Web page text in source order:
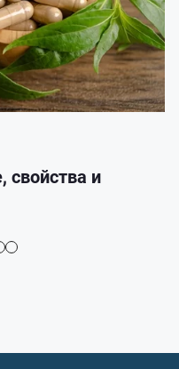
свойства и